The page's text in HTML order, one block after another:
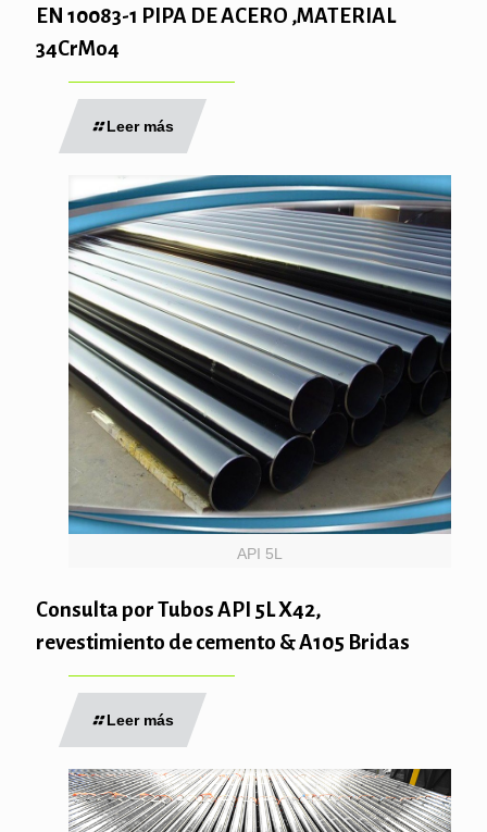
EN 10083-1 PIPA DE ACERO ,MATERIAL
34CrMo4
Leer más
API 5L
Consulta por Tubos API 5L X42,
revestimiento de cemento & A105 Bridas
Leer más